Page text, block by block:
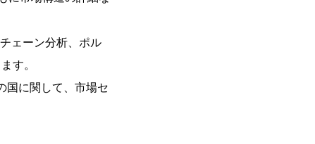
ェーン分析、ポル
す。
国に関して、市場セ